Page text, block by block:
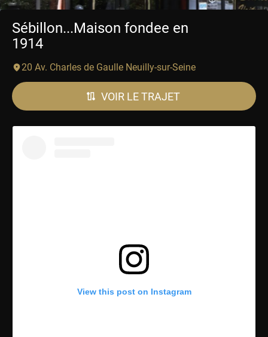
Sébillon...Maison fondee en
1914
20 Av. Charles de Gaulle Neuilly-sur-Seine
VOIR LE TRAJET
View this post on Instagram